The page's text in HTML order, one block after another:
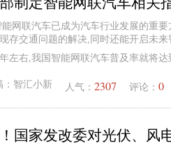
网联汽车已成为汽车行业发展的重
存交通问题的解决,同时还能开启未
左右,我国智能网联汽车普及率就将达
智汇小新 人气： 2307 评论： 0
国家发改委对光伏、风